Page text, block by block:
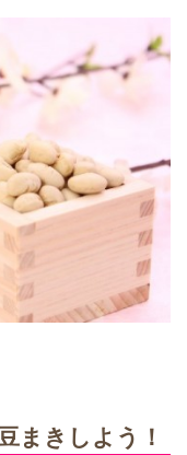
まきしよう！